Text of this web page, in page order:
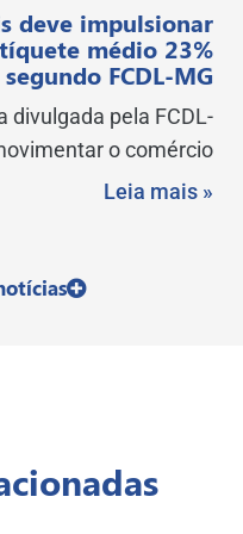
deve impulsionar
médio 23%
FCDL-MG
divulgada pela FCDL-
o comércio
Leia mais »